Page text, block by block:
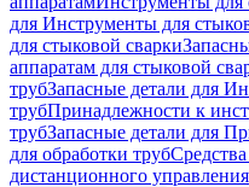
для Инструменты для
для стыковой сварки
аппаратам для стыковой
трубЗапасные детали для
трубПринадлежности к
трубЗапасные детали для
для обработки труб
дистанционного управления